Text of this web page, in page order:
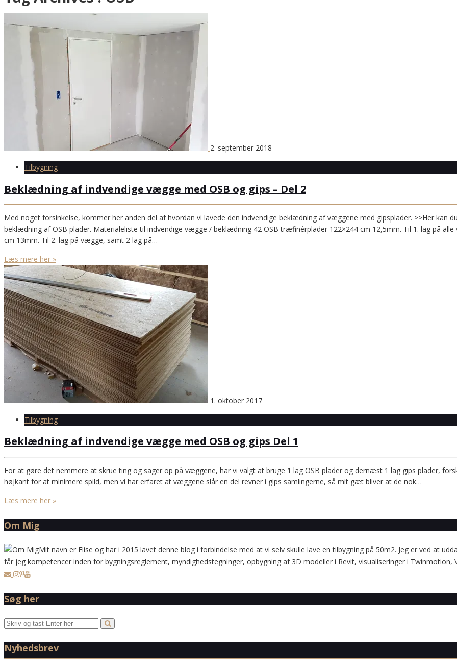
2. september 2018
Tilbygning
Beklædning af indvendige vægge med OSB og gips – Del 2
Med noget forsinkelse, kommer her anden del af hvordan vi lavede den indvendige beklædning af væggene med gipsplader. >>Her kan
beklædning af OSB plader. Materialeliste til indvendige vægge / beklædning 42 OSB træfinérplader 122×244 cm 12,5mm. Til 1. lag på alle
cm 13mm. Til 2. lag på vægge, samt 2 lag på…
Læs mere her »
1. oktober 2017
Tilbygning
Beklædning af indvendige vægge med OSB og gips Del 1
For at gøre det nemmere at skrue ting og sager op på væggene, har vi valgt at bruge 1 lag OSB plader og dernæst 1 lag gips plader,
højkant for at minimere spild, men vi har erfaret at væggene slår en del revner i gips samlingerne, så mit gæt bliver at de nok…
Læs mere her »
Om Mig
Mit navn er Elise og har i 2015 lavet denne blog i forbindelse med at vi selv skulle lave en tilbygning på 50m2. Jeg er ved at
får jeg kompetencer inden for bygningsreglement, myndighedstegninger, opbygning af 3D modeller i Revit, visualiseringer i Twinmotion,
Søg her
Nyhedsbrev